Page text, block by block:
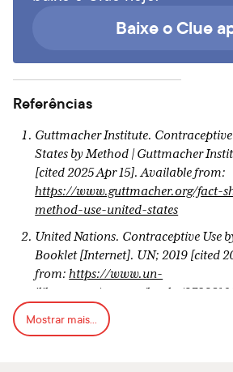
Baixe o Clue
Referências
Guttmacher Institute. Contraceptive
States by Method | Guttmacher
[cited 2025 Apr 15]. Available from:
https://www.guttmacher.org/fact-
method-use-united-states
United Nations. Contraceptive Use
Booklet [Internet]. UN; 2019 [cited
from:https://www.un-
ilibrary.org/content/books/
Costescu D, Chawla R, Hughes R,
Discontinuation rates of intrauterine
Mostrar mais...